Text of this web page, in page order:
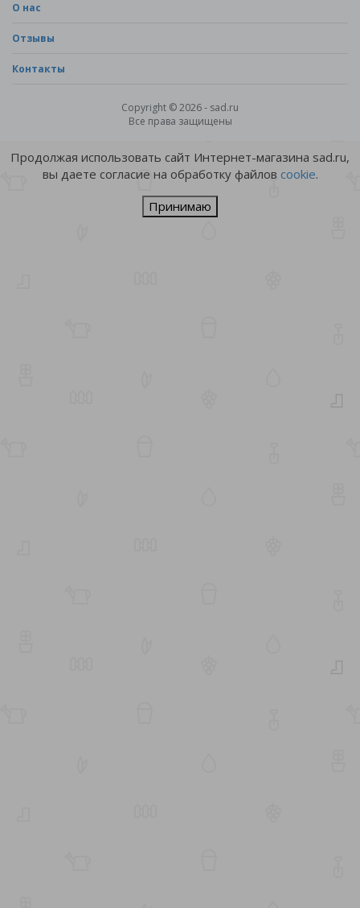
О нас
Отзывы
Контакты
Copyright © 2026 - sad.ru
Все права защищены
Продолжая использовать сайт Интернет-магазина sad.ru,
вы даете согласие на обработку файлов cookie.
Принимаю